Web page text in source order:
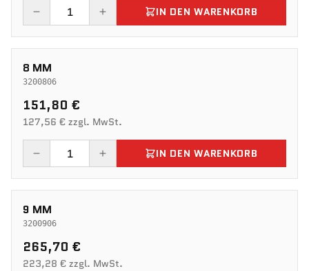
IN DEN WARENKORB
8 MM
3200806
151,80 €
127,56 € zzgl. MwSt.
IN DEN WARENKORB
9 MM
3200906
265,70 €
223,28 € zzgl. MwSt.